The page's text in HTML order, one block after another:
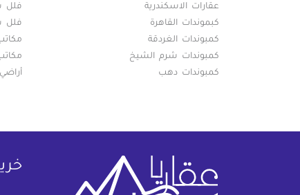
عقارات الاسكندرية
كبموندات القاهرة
كمبوندات الغردقة
كمبوندات شرم الشيخ
كمبوندات دهب
فلل
فلل